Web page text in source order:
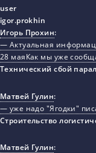
Игорь Прохин:
— Актуальная
28 маяКак мы уже
Технический сбой
Матвей Гулин:
— уже надо "Ягодки"
Строительство
Матвей Гулин: